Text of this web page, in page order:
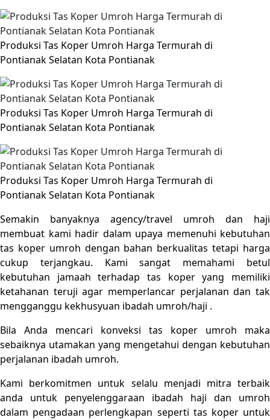
Produksi Tas Koper Umroh Harga Termurah di
Pontianak Selatan Kota Pontianak
Produksi Tas Koper Umroh Harga Termurah di
Pontianak Selatan Kota Pontianak
Produksi Tas Koper Umroh Harga Termurah di
Pontianak Selatan Kota Pontianak
Semakin banyaknya agency/travel umroh dan haji
membuat kami hadir dalam upaya memenuhi kebutuhan
tas koper umroh dengan bahan berkualitas tetapi harga
cukup terjangkau. Kami sangat memahami betul
kebutuhan jamaah terhadap tas koper yang memiliki
ketahanan teruji agar memperlancar perjalanan dan tak
mengganggu kekhusyuan ibadah umroh/haji .
Bila Anda mencari konveksi tas koper umroh maka
sebaiknya utamakan yang mengetahui dengan kebutuhan
perjalanan ibadah umroh.
Kami berkomitmen untuk selalu menjadi mitra terbaik
anda untuk penyelenggaraan ibadah haji dan umroh
dalam pengadaan perlengkapan seperti tas koper untuk